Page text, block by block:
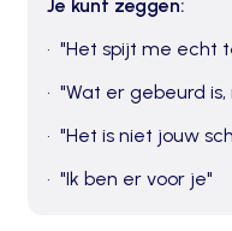
Je kunt zeggen:
• "Het spijt me echt
• "Wat er gebeurd
• "Het is niet jouw
• "Ik ben er voor je"